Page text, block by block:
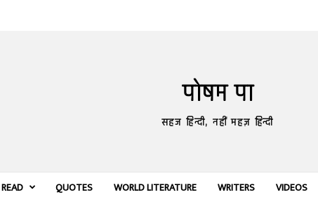
पोषम पा
सहज हिन्दी, नहीं महज़ हिन्दी
READ QUOTES WORLD LITERATURE WRITERS VIDEOS